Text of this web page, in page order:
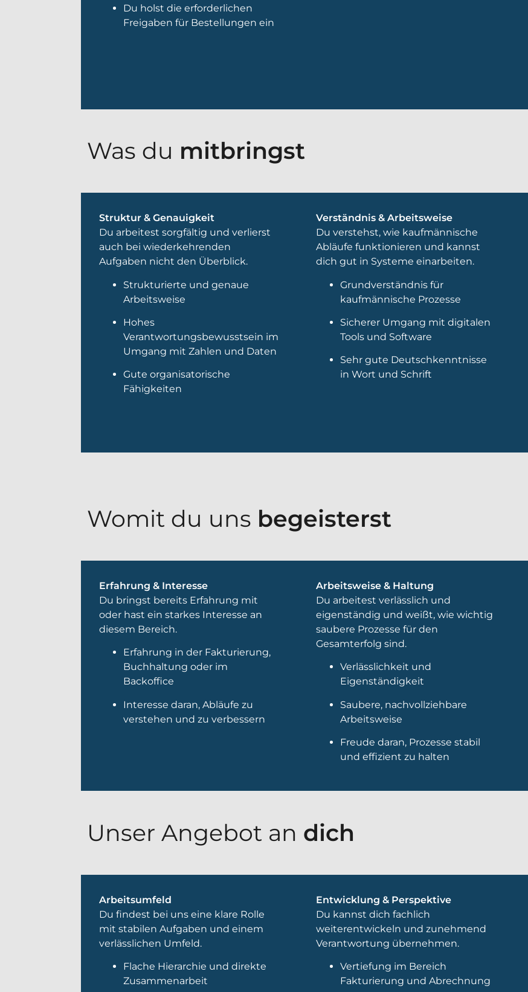
Du holst die erforderlichen
Freigaben für Bestellungen ein
Was du mitbringst
Struktur & Genauigkeit
Du arbeitest sorgfältig und verlierst
auch bei wiederkehrenden
Aufgaben nicht den Überblick.
Strukturierte und genaue
Arbeitsweise
Hohes
Verantwortungsbewusstsein im
Umgang mit Zahlen und Daten
Gute organisatorische
Fähigkeiten
Verständnis & Arbeitsweise
Du verstehst, wie kaufmännische
Abläufe funktionieren und kannst
dich gut in Systeme einarbeiten.
Grundverständnis für
kaufmännische Prozesse
Sicherer Umgang mit digitalen
Tools und Software
Sehr gute Deutschkenntnisse
in Wort und Schrift
Womit du uns begeisterst
Erfahrung & Interesse
Du bringst bereits Erfahrung mit
oder hast ein starkes Interesse an
diesem Bereich.
Erfahrung in der Fakturierung,
Buchhaltung oder im
Backoffice
Interesse daran, Abläufe zu
verstehen und zu verbessern
Arbeitsweise & Haltung
Du arbeitest verlässlich und
eigenständig und weißt, wie wichtig
saubere Prozesse für den
Gesamterfolg sind.
Verlässlichkeit und
Eigenständigkeit
Saubere, nachvollziehbare
Arbeitsweise
Freude daran, Prozesse stabil
und effizient zu halten
Unser Angebot an dich
Arbeitsumfeld
Du findest bei uns eine klare Rolle
mit stabilen Aufgaben und einem
verlässlichen Umfeld.
Flache Hierarchie und direkte
Zusammenarbeit
Entwicklung & Perspektive
Du kannst dich fachlich
weiterentwickeln und zunehmend
Verantwortung übernehmen.
Vertiefung im Bereich
Fakturierung und Abrechnung